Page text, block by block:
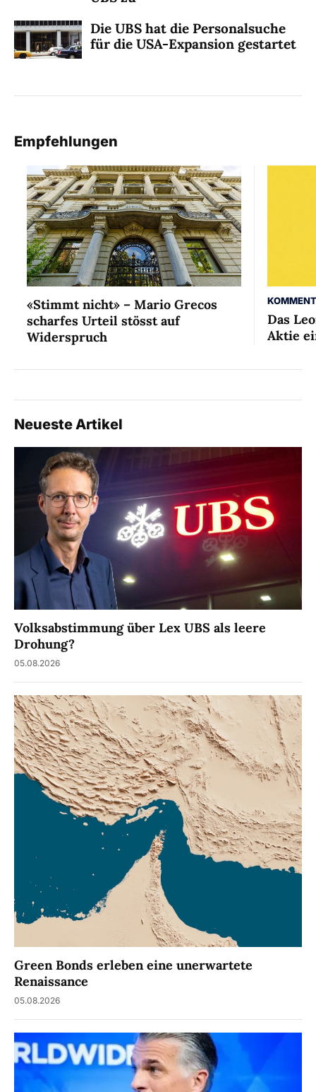
Die UBS hat die Personalsuche
für die USA-Expansion gestartet
Empfehlungen
«Stimmt nicht» – Mario Grecos
scharfes Urteil stösst auf
Widerspruch
Das
Aktie
Neueste Artikel
Volksabstimmung über Lex UBS als leere
Drohung?
05.08.2026
Green Bonds erleben eine unerwartete
Renaissance
05.08.2026